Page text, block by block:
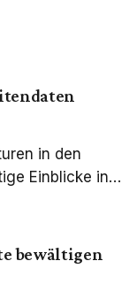
in den
Einblicke in
bewältigen